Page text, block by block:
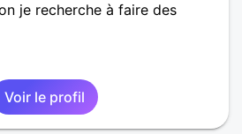
je recherche à faire des
Voir le profil